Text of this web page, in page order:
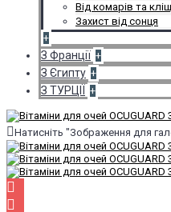
Від комарів та
Захист від сонця
+
З Франції +
З Єгипту +
З ТУРЦІЇ +
Натисніть "Зображення для